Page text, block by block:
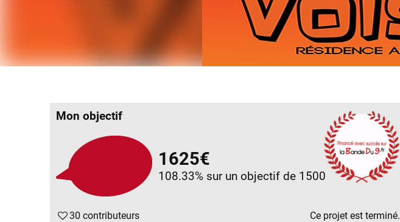
Mon objectif
1625€
108.33% sur un objectif de 1500
30 contributeurs Ce projet est terminé.